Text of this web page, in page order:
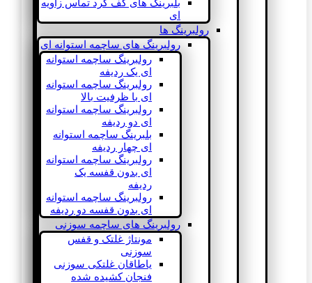
بلبرینگ های کف گرد تماس زاویه
ای
رولبرینگ ها
رولبرینگ های ساچمه استوانه ای
رولبرینگ ساچمه استوانه
ای یک ردیفه
رولبرینگ ساچمه استوانه
ای با ظرفیت بالا
رولبرینگ ساچمه استوانه
ای دو ردیفه
بلبرینگ ساچمه استوانه
ای چهار ردیفه
رولبرینگ ساچمه استوانه
ای بدون قفسه یک
ردیفه
رولبرینگ ساچمه استوانه
ای بدون قفسه دو ردیفه
رولبرینگ های ساچمه سوزنی
مونتاژ غلتک و قفس
سوزنی
یاطاقان غلتکی سوزنی
فنجان کشیده شده